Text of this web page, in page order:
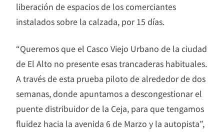
liberación de espacios de los comerciantes
instalados sobre la calzada, por 15 días.
“Queremos que el Casco Viejo Urbano de la ciudad
de El Alto no presente esas trancaderas habituales.
A través de esta prueba piloto de alrededor de dos
semanas, donde apuntamos a descongestionar el
puente distribuidor de la Ceja, para que tengamos
fluidez hacia la avenida 6 de Marzo y la autopista”,